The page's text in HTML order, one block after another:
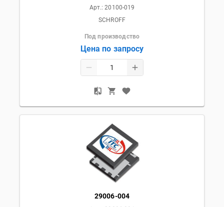
Арт.:20100-019
SCHROFF
Под производство
Цена по запросу
29006-004